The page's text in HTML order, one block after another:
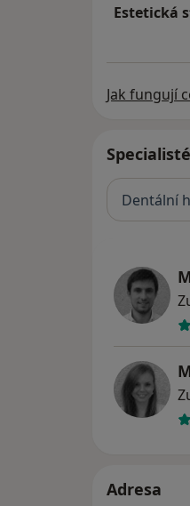
Estetická
Jak fungují
Specialisté
Dentální
Adresa